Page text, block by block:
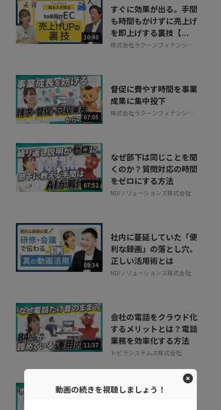
10:40
すぐに効果が出る。手間
も時間もかけずに売上げ
を即上げする裏技【...
株式会社ラクーンフィナンシャ
07:05
督促に費やす時間を事業
成果に集中投下
株式会社ラクーンフィナンシャ
07:52
なぜ部下は同じことを聞
くのか？質問対応の時間
をゼロにする方法
NDIソリューションズ株式会社
09:34
社内に蔓延していた「便
利な録画」の落とし穴。
正しい活用術とは
NDIソリューションズ株式会社
11:37
会社の電話をクラウド化
するメリットとは？電話
業務を効率化する方法
トビラシステムズ株式会社
取りこぼしはなぜ起き
動画の続きを視聴しましょう！